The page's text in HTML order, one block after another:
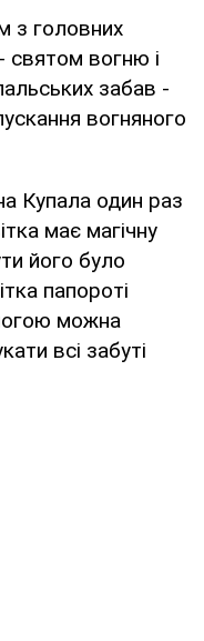
з головних
святом вогню і
забав -
вогняного
Купала один раз
має магічну
його було
папороті
можна
всі забуті